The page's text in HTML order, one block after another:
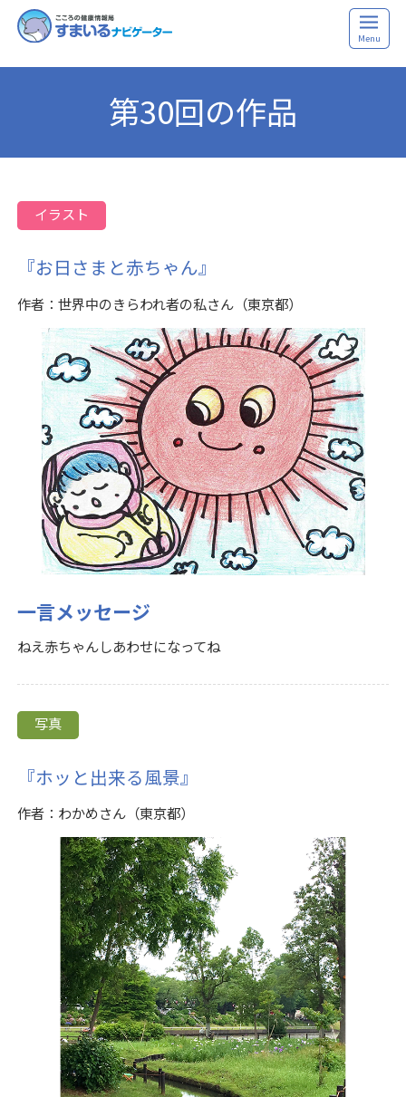
Menu
第30回の作品
イラスト
『お日さまと赤ちゃん』
作者：世界中のきらわれ者の私さん（東京都）
一言メッセージ
ねえ赤ちゃんしあわせになってね
写真
『ホッと出来る風景』
作者：わかめさん（東京都）